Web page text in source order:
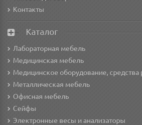
Контакты
Каталог
Лабораторная мебель
Медицинская мебель
Медицинское оборудование, средства
Металлическая мебель
Офисная мебель
Сейфы
Электронные весы и анализаторы